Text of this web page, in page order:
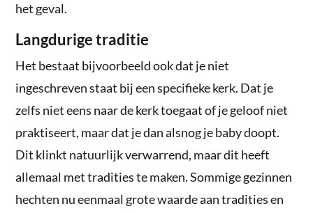
het geval.
Langdurige traditie
Het bestaat bijvoorbeeld ook dat je niet
ingeschreven staat bij een specifieke kerk. Dat je
zelfs niet eens naar de kerk toegaat of je geloof niet
praktiseert, maar dat je dan alsnog je baby doopt.
Dit klinkt natuurlijk verwarrend, maar dit heeft
allemaal met tradities te maken. Sommige gezinnen
hechten nu eenmaal grote waarde aan tradities en